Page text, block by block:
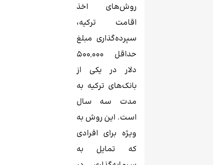
روش‌های اخذ
اقامت ترکیه،
سپرده‌گذاری مبلغ
حداقل 500,000
دلار در یکی از
بانک‌های ترکیه به
مدت سه سال
است. این روش به
ویژه برای افرادی
که تمایل به